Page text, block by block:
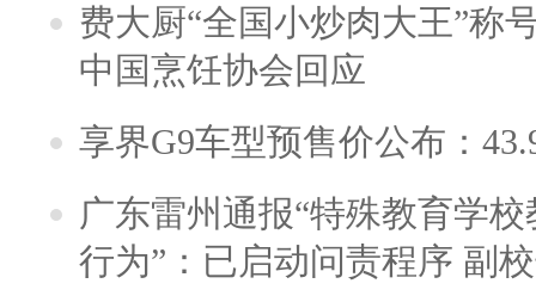
费大厨“全国小炒肉大王”称
中国烹饪协会回应
享界G9车型预售价公布：
广东雷州通报“特殊教育学
行为”：已启动问责程序 副